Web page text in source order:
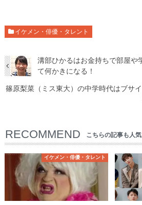
イケメン・俳優・タレント
溝部ひかるはお金持ちで部屋や
て何かきになる！
篠原梨菜（ミス東大）の中学時代はブサ
RECOMMEND こちらの記事も人気
イケメン・俳優・タレント